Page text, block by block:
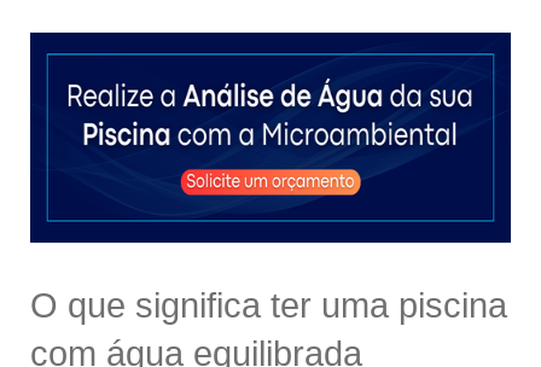
O que significa ter uma piscina
com água equilibrada